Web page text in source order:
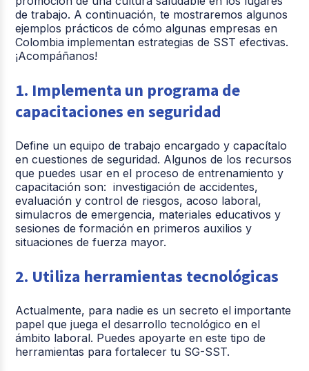
de trabajo. A continuación, te mostraremos algunos
ejemplos prácticos de cómo algunas empresas en
Colombia implementan estrategias de SST efectivas.
¡Acompáñanos!
1. Implementa un programa de
capacitaciones en seguridad
Define un equipo de trabajo encargado y capacítalo
en cuestiones de seguridad. Algunos de los recursos
que puedes usar en el proceso de entrenamiento y
capacitación son: investigación de accidentes,
evaluación y control de riesgos, acoso laboral,
simulacros de emergencia, materiales educativos y
sesiones de formación en primeros auxilios y
situaciones de fuerza mayor.
2. Utiliza herramientas tecnológicas
Actualmente, para nadie es un secreto el importante
papel que juega el desarrollo tecnológico en el
ámbito laboral. Puedes apoyarte en este tipo de
herramientas para fortalecer tu SG-SST.